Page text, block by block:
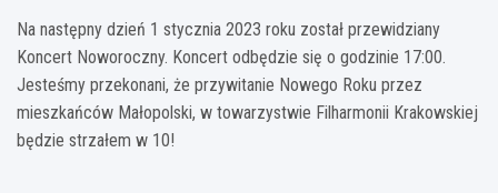
Na następny dzień 1 stycznia 2023 roku został przewidziany
Koncert Noworoczny. Koncert odbędzie się o godzinie 17:00.
Jesteśmy przekonani, że przywitanie Nowego Roku przez
mieszkańców Małopolski, w towarzystwie Filharmonii Krakowskiej
będzie strzałem w 10!